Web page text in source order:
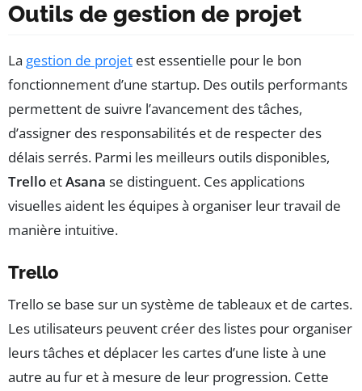
Outils de gestion de projet
La gestion de projet est essentielle pour le bon
fonctionnement d’une startup. Des outils performants
permettent de suivre l’avancement des tâches,
d’assigner des responsabilités et de respecter des
délais serrés. Parmi les meilleurs outils disponibles,
Trello etAsana se distinguent. Ces applications
visuelles aident les équipes à organiser leur travail de
manière intuitive.
Trello
Trello se base sur un système de tableaux et de cartes.
Les utilisateurs peuvent créer des listes pour organiser
leurs tâches et déplacer les cartes d’une liste à une
autre au fur et à mesure de leur progression. Cette